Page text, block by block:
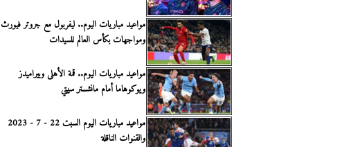
مواعيد مباريات اليوم.. ليفربول مع جروتر فيورث
ومواجهات بكأس العالم للسيدات
مواعيد مباريات اليوم.. قمة الأهلى وبيراميدز
ويوكوهاما أمام مانشستر سيتي
مواعيد مباريات اليوم السبت 22 - 7 - 2023
والقنوات الناقلة